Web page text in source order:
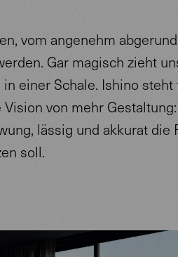
vom angenehm
Gar magisch zieht
einer Schale. Ishino steht
von mehr
lässig und akkurat die
soll.